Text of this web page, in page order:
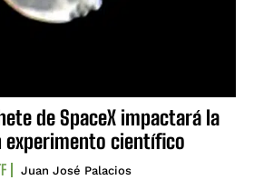
de SpaceX impactará la
experimento científico
Juan José Palacios